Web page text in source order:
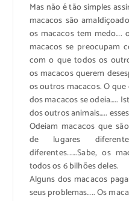
Mas não é tão simples
macacos são
os macacos tem medo….
macacos se preocupam
com o que todos os
os macacos querem
os outros macacos. O
dos macacos se odeia…..
dos outros animais…..
Odeiam macacos que
de lugares
diferentes…….Sabe, os
todos os 6 bilhões deles.
Alguns dos macacos
seus problemas….. Os